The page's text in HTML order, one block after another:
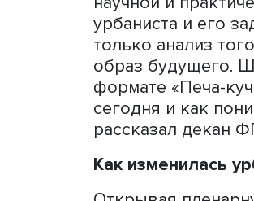
Факультет
проводит
года она
научных
круглых